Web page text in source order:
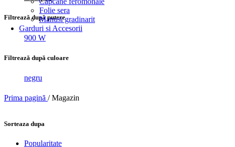
Folie sera
Manusi gradinarit
Garduri si Accesorii
Filtrează după putere
900 W
Filtrează după culoare
negru
Prima pagină / Magazin
Sorteaza dupa
Popularitate